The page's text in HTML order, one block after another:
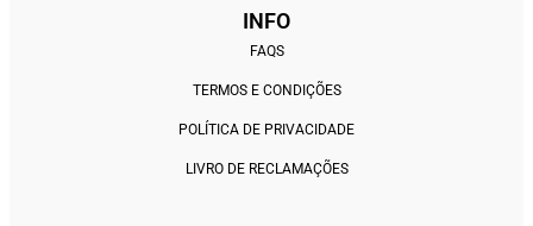
INFO
FAQS
TERMOS E CONDIÇÕES
POLÍTICA DE PRIVACIDADE
LIVRO DE RECLAMAÇÕES